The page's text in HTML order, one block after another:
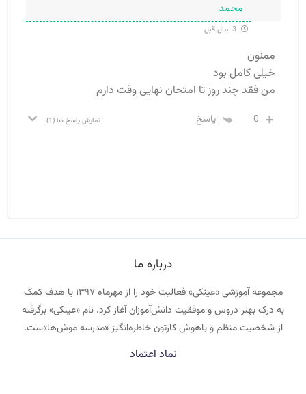
محمد
3 سال قبل
ممنون
خیلی کامل بود
من فقد چند روز تا امتحان نهایی وقت دارم
0 پاسخ نمایش پاسخ ها(1)
درباره ما
مجموعه آموزشی «عینکی» فعالیت خود را از مهرماه ۱۳۹۷ با هدف کمک
به درک بهتر دروس و موفقیت دانش‌آموزان آغاز کرد. نام «عینکی» برگرفته
از شخصیت منظم و باهوش کارتون خاطره‌انگیز «مدرسه موش‌ها»ست.
نماد اعتماد